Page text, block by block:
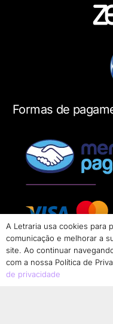
Formas de
A Letraria usa cookies para
comunicação e melhorar a
site. Ao continuar
com a nossa Política de
de privacidade